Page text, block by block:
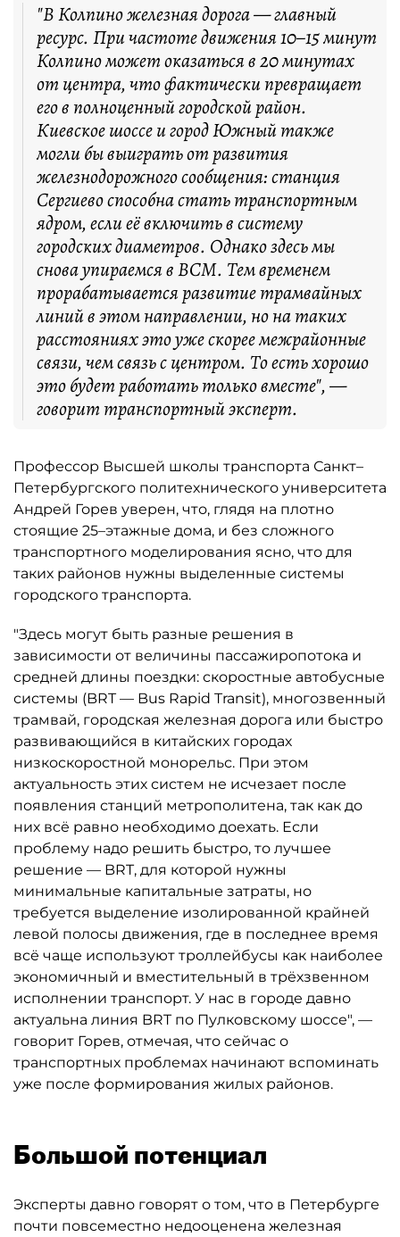
"В Колпино железная дорога — главный
ресурс. При частоте движения 10–15 минут
Колпино может оказаться в 20 минутах
от центра, что фактически превращает
его в полноценный городской район.
Киевское шоссе и город Южный также
могли бы выиграть от развития
железнодорожного сообщения: станция
Сергиево способна стать транспортным
ядром, если её включить в систему
городских диаметров. Однако здесь мы
снова упираемся в ВСМ. Тем временем
прорабатывается развитие трамвайных
линий в этом направлении, но на таких
расстояниях это уже скорее межрайонные
связи, чем связь с центром. То есть хорошо
это будет работать только вместе", —
говорит транспортный эксперт.
Профессор Высшей школы транспорта Санкт–
Петербургского политехнического университета
Андрей Горев уверен, что, глядя на плотно
стоящие 25–этажные дома, и без сложного
транспортного моделирования ясно, что для
таких районов нужны выделенные системы
городского транспорта.
"Здесь могут быть разные решения в
зависимости от величины пассажиропотока и
средней длины поездки: скоростные автобусные
системы (BRT — Bus Rapid Transit), многозвенный
трамвай, городская железная дорога или быстро
развивающийся в китайских городах
низкоскоростной монорельс. При этом
актуальность этих систем не исчезает после
появления станций метрополитена, так как до
них всё равно необходимо доехать. Если
проблему надо решить быстро, то лучшее
решение — BRT, для которой нужны
минимальные капитальные затраты, но
требуется выделение изолированной крайней
левой полосы движения, где в последнее время
всё чаще используют троллейбусы как наиболее
экономичный и вместительный в трёхзвенном
исполнении транспорт. У нас в городе давно
актуальна линия BRT по Пулковскому шоссе", —
говорит Горев, отмечая, что сейчас о
транспортных проблемах начинают вспоминать
уже после формирования жилых районов.
Большой потенциал
Эксперты давно говорят о том, что в Петербурге
почти повсеместно недооценена железная